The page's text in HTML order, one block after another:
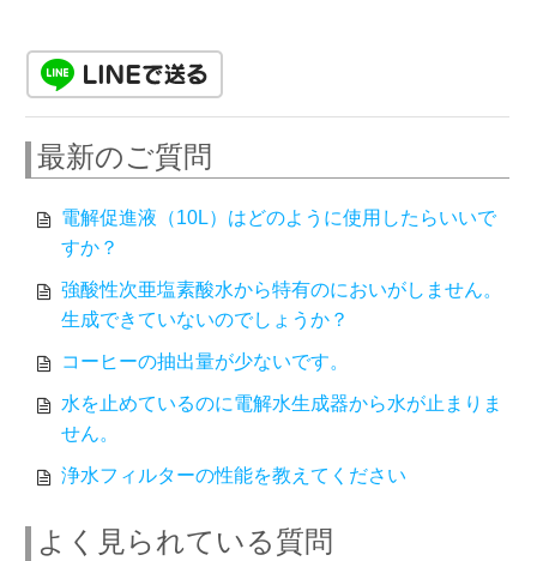
最新のご質問
電解促進液（10L）はどのように使用したらいいで
すか？
強酸性次亜塩素酸水から特有のにおいがしません。
生成できていないのでしょうか？
コーヒーの抽出量が少ないです。
水を止めているのに電解水生成器から水が止まりま
せん。
浄水フィルターの性能を教えてください
よく見られている質問